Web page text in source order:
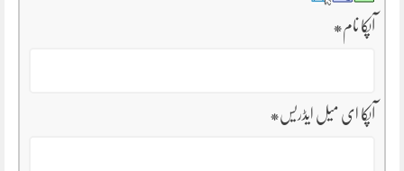
آپکا نام*
آپکا ای میل ایڈریس*